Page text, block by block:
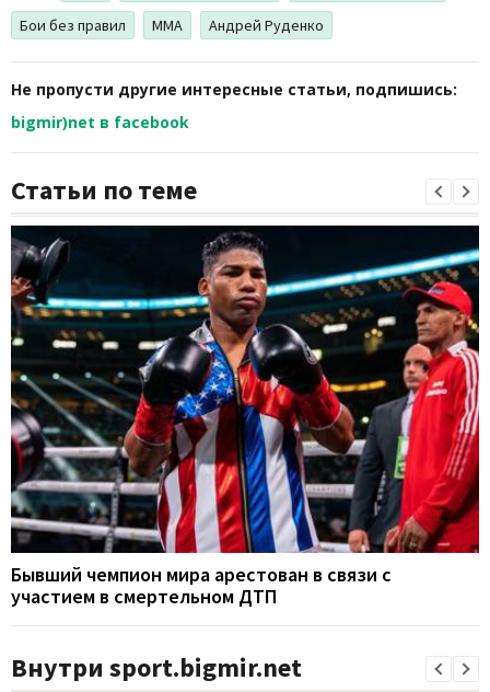
Бои без правил
MMA Андрей Руденко
Не пропусти другие интересные статьи, подпишись:
bigmir)net в facebook
Статьи по теме
Бывший чемпион мира арестован в связи с
участием в смертельном ДТП
Внутри sport.bigmir.net